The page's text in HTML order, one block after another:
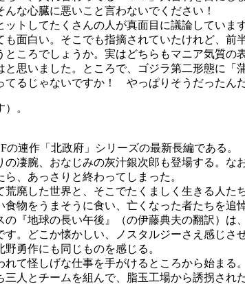
な心臓に悪いこと言わないでください！
ットしてたくさんの人が真面目に議論していま
面白い。そこでも指摘されていたけれど、
ころでしょうか。実はどちらもマニア気質
思いました。ところで、ゴジラ第二形態に
てるじゃないですか！ やっぱりそうだったん
。
連作「北政府」シリーズの最新長編である。
凄腕、おなじみの灰汁銀次郎も登場する。な
、あっさりと終わってしまった。
廃した世界と、そこでたくましく生きる人た
物をうまそうに食い、亡くなった者たちを
『地球の長い午後』（の伊藤典夫の翻訳）
。どこか懐かしい、ノスタルジーさえ感じ
勇作にも同じものを感じる。
て怪しげな仕事を手がけるところから始ま
人とチームを組んで、脂玉工場から誘拐さ